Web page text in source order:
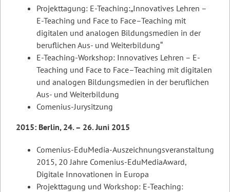
Projekttagung: E-Teaching:„Innovatives Lehren –
E-Teaching und Face to Face–Teaching mit
digitalen und analogen Bildungsmedien in der
beruflichen Aus- und Weiterbildung“
E-Teaching-Workshop: Innovatives Lehren – E-
Teaching und Face to Face–Teaching mit digitalen
und analogen Bildungsmedien in der beruflichen
Aus- und Weiterbildung
Comenius-Jurysitzung
2015: Berlin, 24. – 26. Juni 2015
Comenius-EduMedia-Auszeichnungsveranstaltung
2015, 20 Jahre Comenius-EduMediaAward,
Digitale Innovationen in Europa
Projekttagung und Workshop: E-Teaching: